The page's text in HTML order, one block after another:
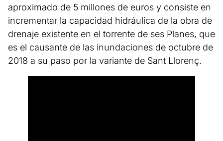
aproximado de 5 millones de euros y consiste en
incrementar la capacidad hidráulica de la obra de
drenaje existente en el torrente de ses Planes, que
es el causante de las inundaciones de octubre de
2018 a su paso por la variante de Sant Llorenç.